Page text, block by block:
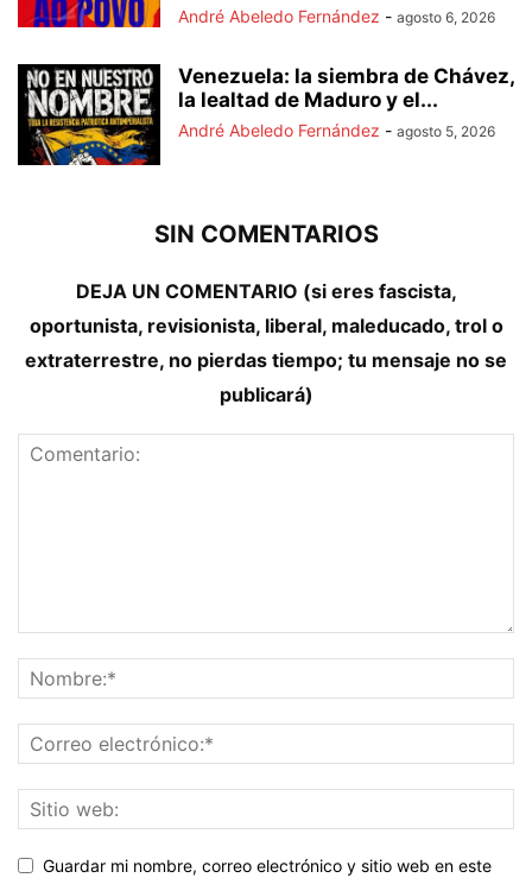
André Abeledo Fernández - agosto 6, 2026
Venezuela: la siembra de Chávez,
la lealtad de Maduro y el...
André Abeledo Fernández - agosto 5, 2026
SIN COMENTARIOS
DEJA UN COMENTARIO (si eres fascista,
oportunista, revisionista, liberal, maleducado, trol o
extraterrestre, no pierdas tiempo; tu mensaje no se
publicará)
Guardar mi nombre, correo electrónico y sitio web en este